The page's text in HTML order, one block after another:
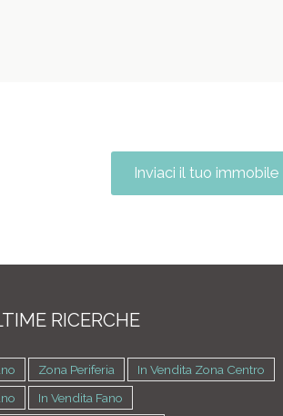
Inviaci il tuo immobile
RICERCHE
Zona Periferia
In Vendita Zona Centro
In Vendita Fano